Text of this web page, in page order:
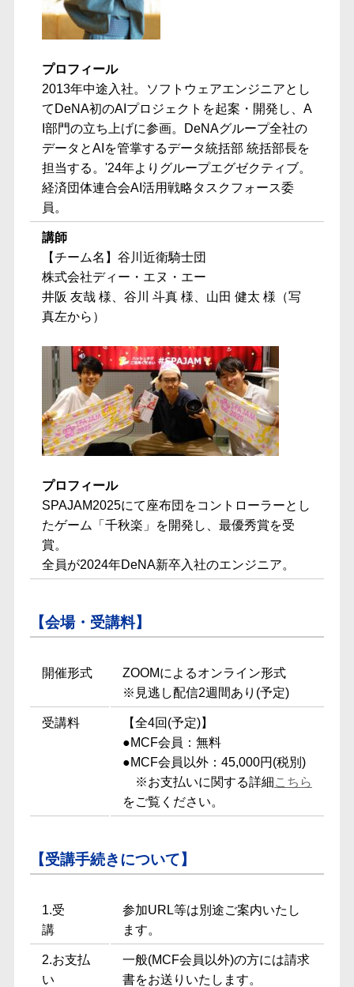
プロフィール
2013年中途入社。ソフトウェアエンジニアとし
てDeNA初のAIプロジェクトを起案・開発し、A
I部門の立ち上げに参画。DeNAグループ全社の
データとAIを管掌するデータ統括部 統括部長を
担当する。'24年よりグループエグゼクティブ。
経済団体連合会AI活用戦略タスクフォース委
員。
講師
【チーム名】谷川近衛騎士団
株式会社ディー・エヌ・エー
井阪 友哉 様、谷川 斗真 様、山田 健太 様（写
真左から）
プロフィール
SPAJAM2025にて座布団をコントローラーとし
たゲーム「千秋楽」を開発し、最優秀賞を受
賞。
全員が2024年DeNA新卒入社のエンジニア。
【会場・受講料】
開催形式
ZOOMによるオンライン形式
※見逃し配信2週間あり(予定)
受講料
【全4回(予定)】
●MCF会員：無料
●MCF会員以外：45,000円(税別)
※お支払いに関する詳細こちら
をご覧ください。
【受講手続きについて】
1.受
講
参加URL等は別途ご案内いたし
ます。
2.お支払
い
一般(MCF会員以外)の方には請求
書をお送りいたします。